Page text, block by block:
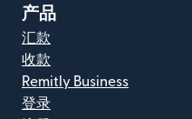
产品
汇款
收款
Remitly Business
登录